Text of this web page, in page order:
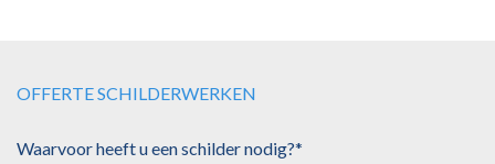
OFFERTE SCHILDERWERKEN
Waarvoor heeft u een schilder nodig?*